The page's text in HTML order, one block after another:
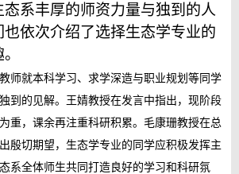
系丰厚的师资力量与独到的人
依次介绍了选择生态学专业的
师就本科学习、求学深造与职业规划等同学
到的见解。王婧教授在发言中指出，现阶段
重，课余再注重科研积累。毛康珊教授在总
殷切期望，生态学专业的同学应积极发挥主
系全体师生共同打造良好的学习和科研氛